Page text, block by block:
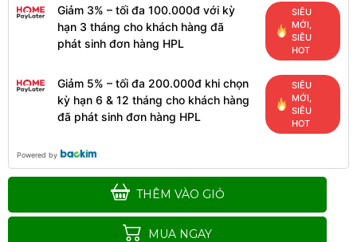
Giảm 3% – tối đa 100.000đ với kỳ
hạn 3 tháng cho khách hàng đã
phát sinh đơn hàng HPL
SIÊU
MỚI,
SIÊU
HOT
Giảm 5% – tối đa 200.000đ khi chọn
kỳ hạn 6 & 12 tháng cho khách hàng
đã phát sinh đơn hàng HPL
SIÊU
MỚI,
SIÊU
HOT
Powered by
THÊM VÀO GIỎ
MUA NGAY
Laptop Gaming Gigabyte G5 MF5
52VN383SH
Laptop Gaming Lenovo Legion
Pro 5 Y9000P